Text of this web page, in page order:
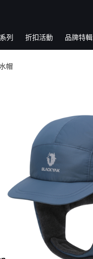
列 折扣活動 品牌特輯
帽